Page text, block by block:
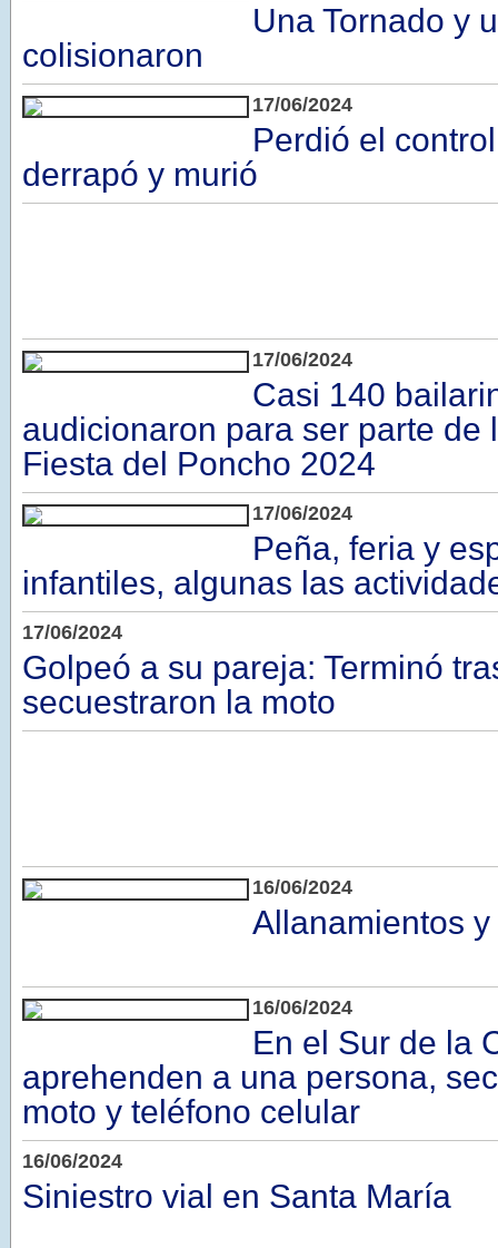
Una Tornado y
colisionaron
17/06/2024
Perdió el
derrapó y murió
17/06/2024
Casi 140
audicionaron para ser parte de
Fiesta del Poncho 2024
17/06/2024
Peña, feria y
infantiles, algunas las
17/06/2024
Golpeó a su pareja: Terminó
secuestraron la moto
16/06/2024
Allanamientos
16/06/2024
En el Sur de la
aprehenden a una persona,
moto y teléfono celular
16/06/2024
Siniestro vial en Santa María